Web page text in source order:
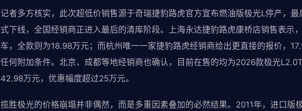
记者多方核实，此次超低价销售源于奇瑞捷豹路虎官方宣布燃油版极光L停产，
式下线，全国经销商正进入最后的清库阶段。上海永达捷豹路虎康桥店销售表示
车，全款则为18.98万元；而杭州唯一一家捷豹路虎经销商给出更直接的报价，
任何附加条件。北京、成都等地经销商也确认，目前在售的均为2026款极光
42.98万元，优惠幅度超过25万元。
揽胜极光的价格崩塌并非偶然，而是多重因素叠加的必然结果。2011年，进口版